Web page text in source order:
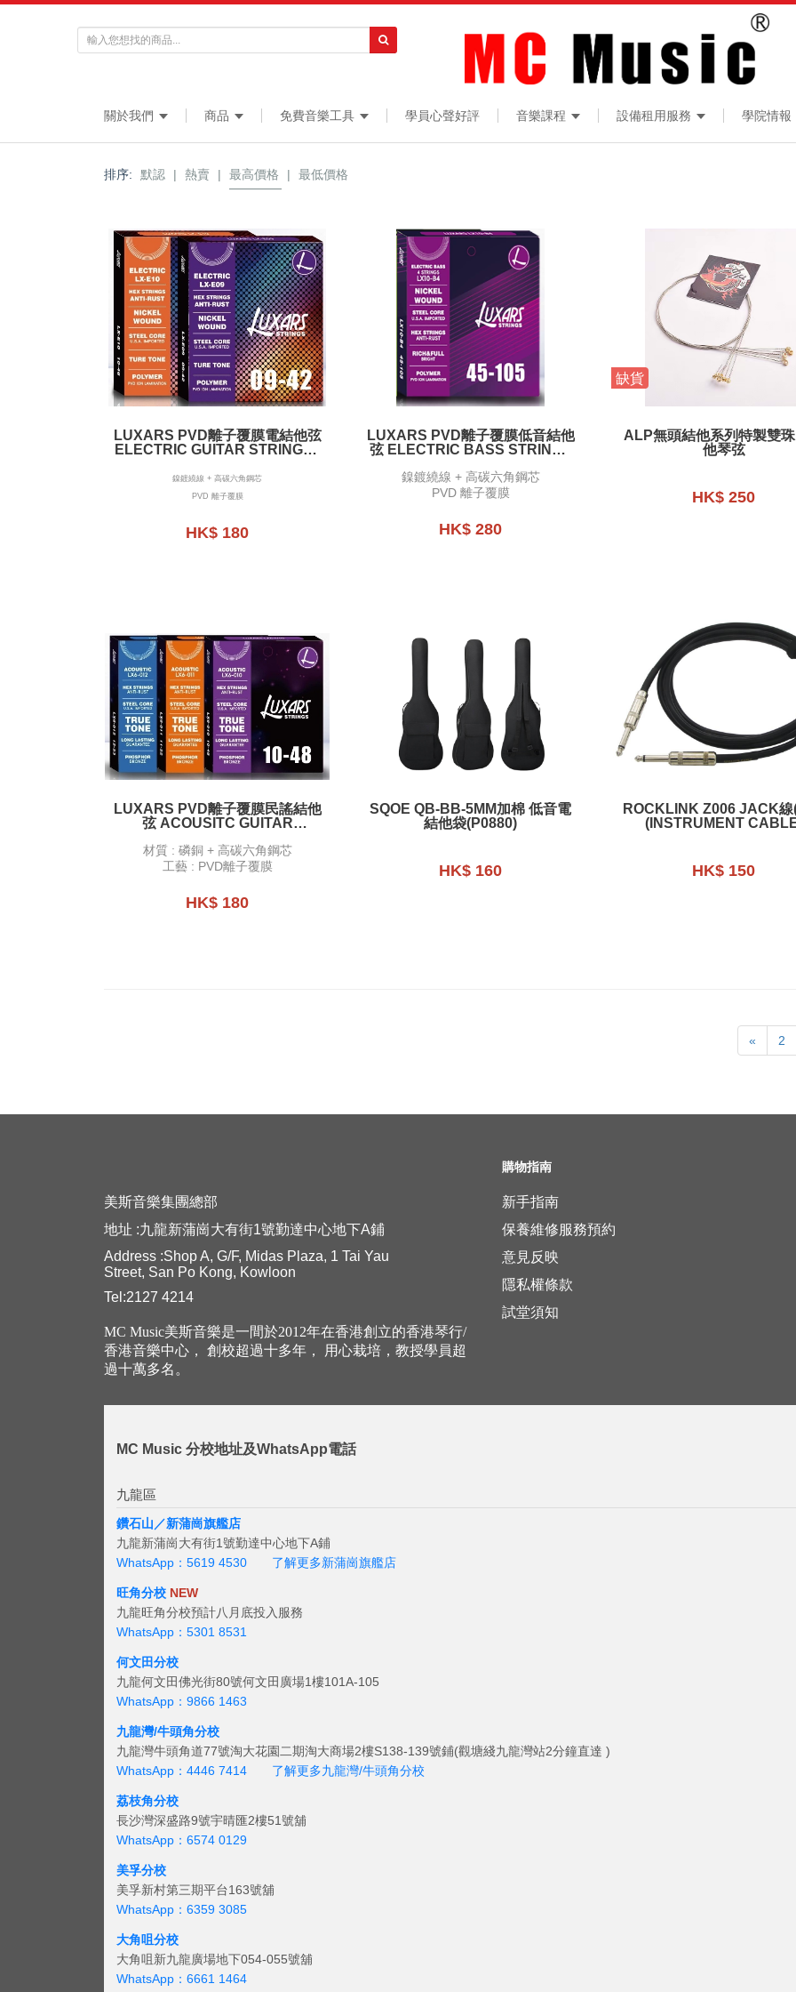
關於我們 商品 免費音樂工具 學員心聲好評 音樂課程 設備租用服務 學院情報
排序: 默認 | 熱賣 | 最高價格 | 最低價格
LUXARS PVD離⼦覆膜電結他弦
ELECTRIC GUITAR STRINGS -
鎳鍍繞線 + 高碳六角鋼芯
PVD 離子覆膜
HK$ 180
LUXARS PVD離⼦覆膜低音結他
弦 ELECTRIC BASS STRINGS
鎳鍍繞線 + 高碳六角鋼芯
PVD 離子覆膜
HK$ 280
缺貨
ALP無頭結他系列特製雙
他琴弦
HK$ 250
LUXARS PVD離⼦覆膜民謠結他
弦 ACOUSITC GUITAR
- LX6
材質 : 磷銅 + 高碳六角鋼芯
工藝 : PVD離子覆膜
HK$ 180
SQOE QB-BB-5MM加棉 低音電
結他袋(P0880)
HK$ 160
ROCKLINK Z006 JACK線
(INSTRUMENT
HK$ 150
« 2
購物指南
美斯音樂集團總部
地址 :九龍新蒲崗大有街1號勤達中心地下A鋪
Address :Shop A, G/F, Midas Plaza, 1 Tai Yau
Street, San Po Kong, Kowloon
Tel:2127 4214
新手指南
保養維修服務預約
意見反映
隱私權條款
試堂須知
MC Music美斯音樂是一間於2012年在香港創立的香港琴行/
香港音樂中心， 創校超過十多年， 用心栽培，教授學員超
過十萬多名。
MC Music 分校地址及WhatsApp電話
九龍區
鑽石山／新蒲崗旗艦店
九龍新蒲崗大有街1號勤達中心地下A鋪
WhatsApp：5619 4530
了解更多新蒲崗旗艦店
旺角分校 NEW
九龍旺角分校預計八月底投入服務
WhatsApp：5301 8531
何文田分校
九龍何文田佛光街80號何文田廣場1樓101A-105
WhatsApp：9866 1463
九龍灣/牛頭角分校
九龍灣牛頭角道77號淘大花園二期淘大商場2樓S138-139號鋪(觀塘綫九龍灣站2分鐘直達 )
WhatsApp：4446 7414
了解更多九龍灣/牛頭角分校
荔枝角分校
長沙灣深盛路9號宇晴匯2樓51號舖
WhatsApp：6574 0129
美孚分校
美孚新村第三期平台163號舖
WhatsApp：6359 3085
大角咀分校
大角咀新九龍廣場地下054-055號舖
WhatsApp：6661 1464